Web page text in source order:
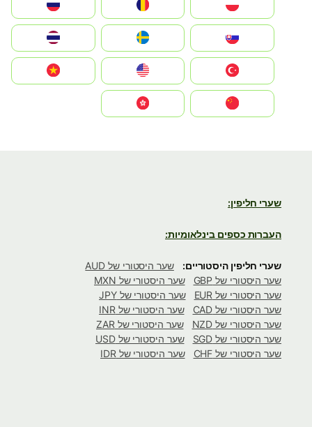
România
Slovensko
United States
Vietnam
שערי חליפין:
העברות כספים בינלאומיות:
שערי חליפין היסטוריים:
שער היסטורי של AUD
שער היסטורי של GBP
שער היסטורי של MXN
שער היסטורי של EUR
שער היסטורי של JPY
שער היסטורי של CAD
שער היסטורי של INR
שער היסטורי של NZD
שער היסטורי של ZAR
שער היסטורי של SGD
שער היסטורי של USD
שער היסטורי של CHF
שער היסטורי של IDR